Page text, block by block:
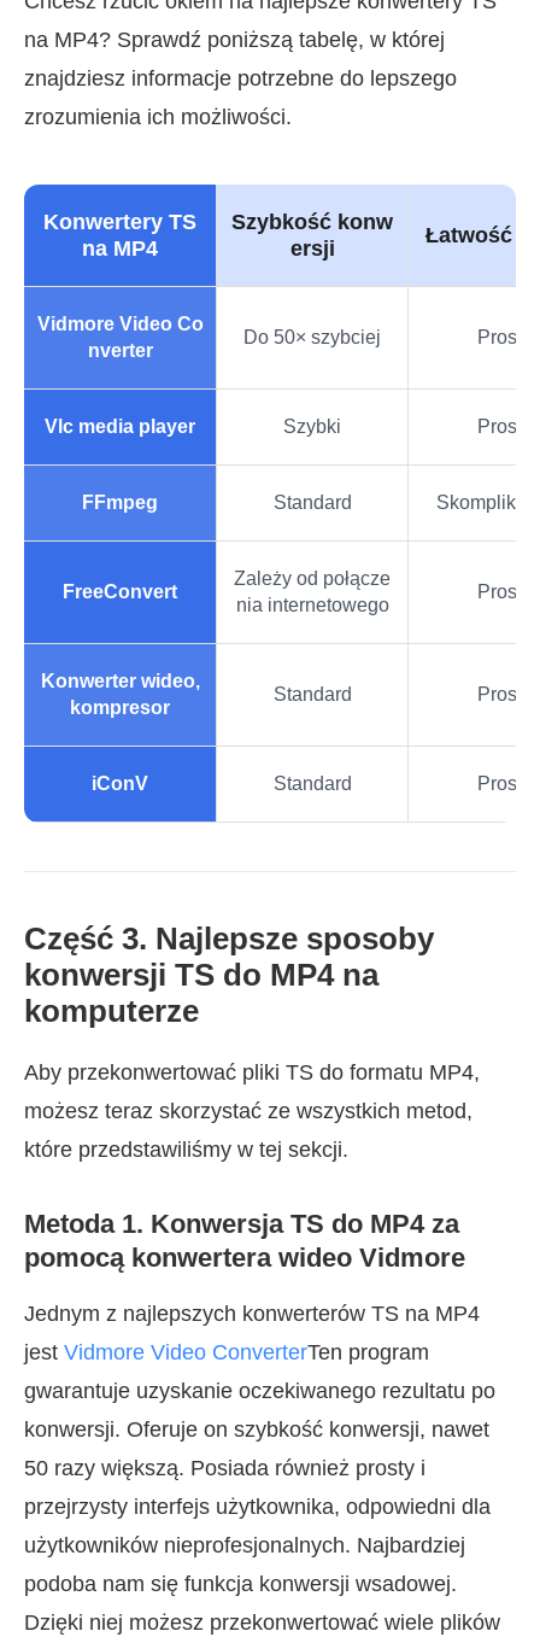
na MP4? Sprawdź poniższą tabelę, w której
znajdziesz informacje potrzebne do lepszego
zrozumienia ich możliwości.
Konwertery TS
na MP4
Szybkość konw
ersji
Łatwość
Vidmore Video Co
nverter
Do 50× szybciej Prosty
Vlc media player Szybki Prosty
FFmpeg Standard
FreeConvert
Zależy od połącze
nia internetowego
Prosty
Konwerter wideo,
kompresor
Standard Prosty
iConV Standard Prosty
Część 3. Najlepsze sposoby
konwersji TS do MP4 na
komputerze
Aby przekonwertować pliki TS do formatu MP4,
możesz teraz skorzystać ze wszystkich metod,
które przedstawiliśmy w tej sekcji.
Metoda 1. Konwersja TS do MP4 za
pomocą konwertera wideo Vidmore
Jednym z najlepszych konwerterów TS na MP4
jest Vidmore Video ConverterTen program
gwarantuje uzyskanie oczekiwanego rezultatu po
konwersji. Oferuje on szybkość konwersji, nawet
50 razy większą. Posiada również prosty i
przejrzysty interfejs użytkownika, odpowiedni dla
użytkowników nieprofesjonalnych. Najbardziej
podoba nam się funkcja konwersji wsadowej.
Dzięki niej możesz przekonwertować wiele plików